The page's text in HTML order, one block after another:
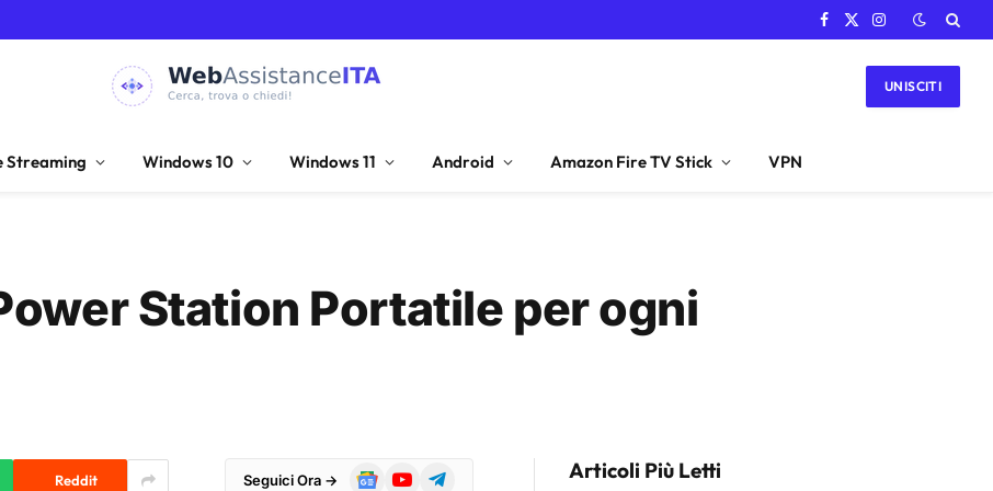
Facebook
X
Instagram
UNISCITI
Streaming Windows 10 Windows 11 Android Amazon Fire TV Stick VPN
Station Portatile per ogni
Reddit Seguici Ora →
GoogleYouTubeTelegram Articoli Più Letti